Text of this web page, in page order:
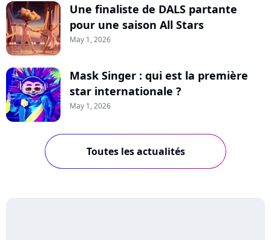
Une finaliste de DALS partante
pour une saison All Stars
May 1, 2026
Mask Singer : qui est la première
star internationale ?
May 1, 2026
Toutes les actualités